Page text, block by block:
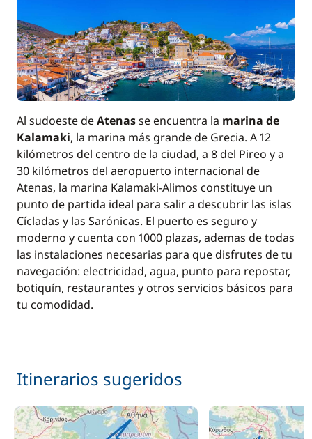
Red de seguridad 200,00 €
Seguro de Franquicia 300,00 €
80,00 €
/ semana
Al sudoeste deAtenasse encuentra la marina de
Kalamaki, la marina más grande de Grecia. A 12
kilómetros del centro de la ciudad, a 8 del Pireo y a
30 kilómetros del aeropuerto internacional de
Atenas, la marina Kalamaki-Alimos constituye un
punto de partida ideal para salir a descubrir las islas
Cícladas y las Sarónicas. El puerto es seguro y
moderno y cuenta con 1000 plazas, ademas de todas
las instalaciones necesarias para que disfrutes de tu
navegación: electricidad, agua, punto para repostar,
botiquín, restaurantes y otros servicios básicos para
tu comodidad.
Itinerarios sugeridos